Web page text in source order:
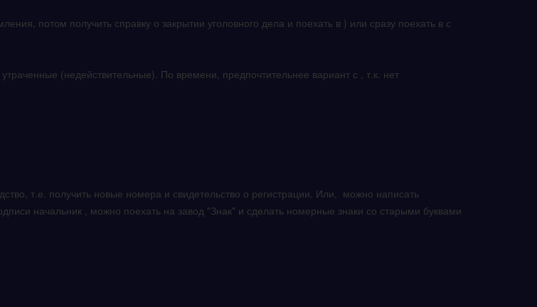
потом получить справку о закрытии уголовного дела и поехать в ) или сразу поехать в с
(недействительные). По времени, предпочтительнее вариант с , т.к. нет
т.е. получить новые номера и свидетельство о регистрации. Или, можно написать
начальник , можно поехать на завод "Знак" и сделать номерные знаки со старыми буквами